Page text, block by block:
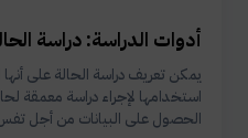
أدوات الدراسة: دراسة
يمكن تعريف دراسة الحالة على
استخدامها لإجراء دراسة معمقة
الحصول على البيانات من أجل